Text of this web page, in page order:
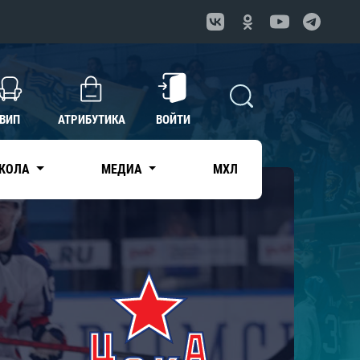
ВИП АТРИБУТИКА ВОЙТИ
МЕДИА МХЛ